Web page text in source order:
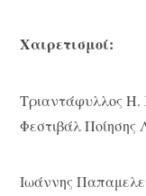
Χαιρετισμοί:
Τριαντάφυλλος Η.
Φεστιβάλ Ποίησης
Ιωάννης